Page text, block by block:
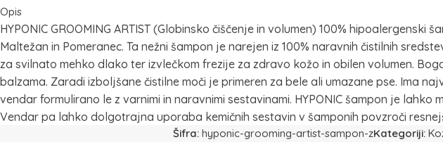
Opis
HYPONIC GROOMING ARTIST (Globinsko čiščenje in volumen) 100%
Maltežan in Pomeranec. Ta nežni šampon je narejen iz 100% naravnih čistilnih
za svilnato mehko dlako ter izvlečkom frezije za zdravo kožo in obilen volumen.
balzama. Zaradi izboljšane čistilne moči je primeren za bele ali umazane pse. Ima
vendar formulirano le z varnimi in naravnimi sestavinami. HYPONIC šampon je
Vendar pa lahko dolgotrajna uporaba kemičnih sestavin v šamponih povzroči
Šifra: hyponic-grooming-artist-sampon-zKategoriji: